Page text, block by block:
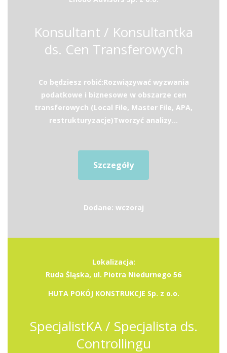
Konsultant / Konsultantka
ds. Cen Transferowych
Co będziesz robić:Rozwiązywać wyzwania
podatkowe i biznesowe w obszarze cen
transferowych (Local File, Master File, APA,
restrukturyzacje)Tworzyć analizy...
Szczegóły
Dodane: wczoraj
Lokalizacja:
Ruda Śląska, ul. Piotra Niedurnego 56
HUTA POKÓJ KONSTRUKCJE Sp. z o.o.
SpecjalistKA / Specjalista ds.
Controllingu